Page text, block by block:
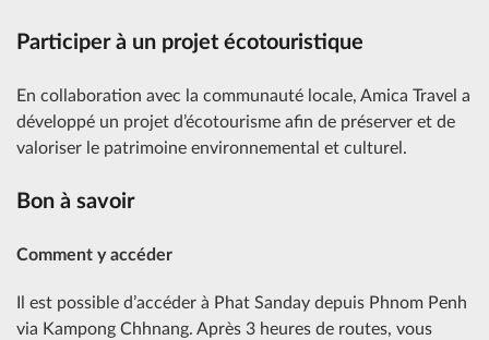
Participer à un projet écotouristique
En collaboration avec la communauté locale, Amica Travel a
développé un projet d’écotourisme afin de préserver et de
valoriser le patrimoine environnemental et culturel.
Bon à savoir
Comment y accéder
Il est possible d’accéder à Phat Sanday depuis Phnom Penh
via Kampong Chhnang. Après 3 heures de routes, vous